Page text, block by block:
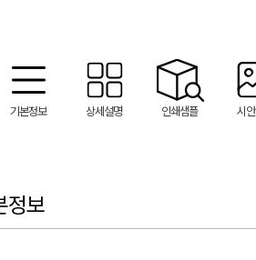
기본정보 상세설명 인쇄샘플 시
정보